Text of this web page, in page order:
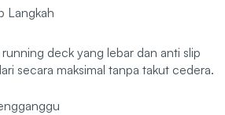
Langkah
deck yang lebar dan anti slip
secara maksimal tanpa takut cedera.